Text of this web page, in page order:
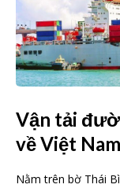
Vận tải
về Việt
Nằm trên bờ Thái